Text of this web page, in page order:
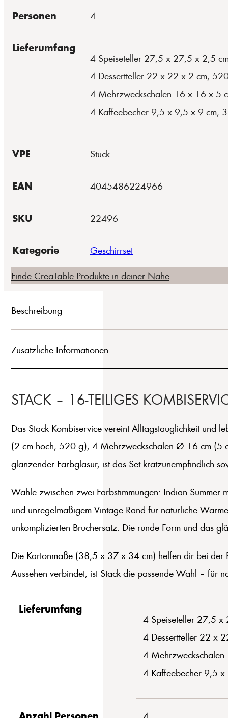
Personen 4
Lieferumfang
4 Speiseteller 27,5 x 27,5 x 2,5
4 Dessertteller 22 x 22 x 2 cm,
4 Mehrzweckschalen 16 x 16 x 5
4 Kaffeebecher 9,5 x 9,5 x 9 cm,
VPE Stück
EAN 4045486224966
SKU 22496
Kategorie
Geschirrset
Finde CreaTable Produkte in deiner Nähe
Beschreibung
Zusätzliche Informationen
STACK – 16-TEILIGES
Das Stack Kombiservice vereint Alltagstauglichkeit
(2 cm hoch, 520 g), 4 Mehrzweckschalen Ø 16 cm (5
glänzender Farbglasur, ist das Set kratzunempfindlich
Wähle zwischen zwei Farbstimmungen: Indian Summer
und unregelmäßigem Vintage-Rand für natürliche
unkomplizierten Bruchersatz. Die runde Form und das
Die Kartonmaße (38,5 x 37 x 34 cm) helfen dir bei der
Aussehen verbindet, ist Stack die passende Wahl – für
Lieferumfang
4 Speiseteller 27,5
4 Dessertteller 22 x
4
4 Kaffeebecher 9,5